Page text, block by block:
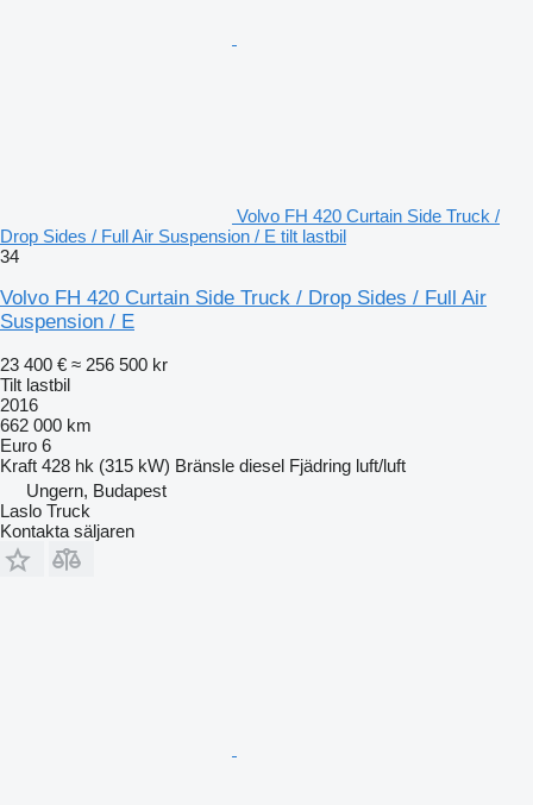
Volvo FH 420 Curtain Side Truck /
Drop Sides / Full Air Suspension / E tilt lastbil
34
Volvo FH 420 Curtain Side Truck / Drop Sides / Full Air
Suspension / E
23 400 € ≈ 256 500 kr
Tilt lastbil
2016
662 000 km
Euro 6
Kraft 428 hk (315 kW) Bränsle diesel Fjädring luft/luft
Ungern, Budapest
Laslo Truck
Kontakta säljaren